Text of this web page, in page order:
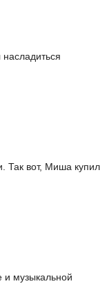
Так вот, Миша купил
и музыкальной